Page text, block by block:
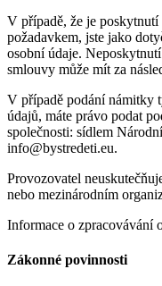
V případě, že je poskytnutí
požadavkem, jste jako
osobní údaje.
smlouvy může mít za
V případě podání námitky
údajů, máte právo podat
společnosti: sídlem
info@bystredeti.eu.
Provozovatel
nebo mezinárodním
Informace o zpracovávání
Zákonné povinnosti